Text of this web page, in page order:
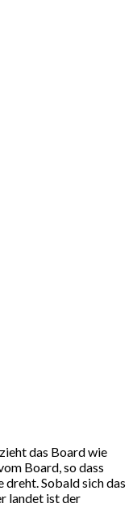
das Board wie
Board, so dass
dreht. Sobald sich das
landet ist der